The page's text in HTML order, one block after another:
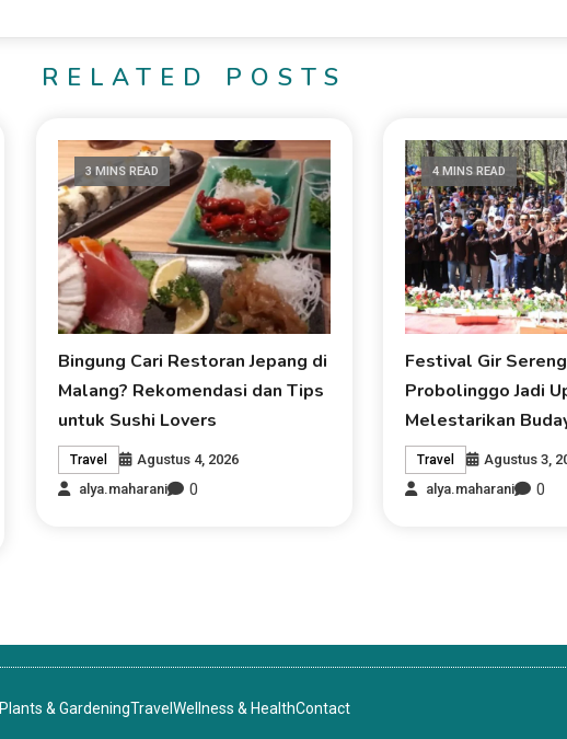
RELATED POSTS
3 MINS READ
Bingung Cari Restoran Jepang di
Malang? Rekomendasi dan Tips
untuk Sushi Lovers
Travel
Agustus 4, 2026
alya.maharani
0
4 MINS READ
Festival Gir
Probolinggo Jadi
Melestarikan
Travel
Agustus 3,
alya.maharani
0
Plants & GardeningTravel Wellness & HealthContact